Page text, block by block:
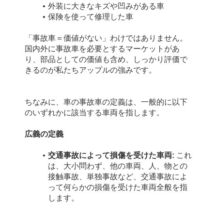
外装に大きなキズや凹みがある車
保険を使って修理した車
「事故車＝価値がない」わけではありません。
国内外に事故車を必要とするマーケットがあ
り、部品としての価値も含め、しっかり評価で
きるのが私たちアップルの強みです。
ちなみに、車の事故車の定義は、一般的に以下
のいずれかに該当する車両を指します。
広義の定義
交通事故によって損傷を受けた車両: これ
は、大小問わず、他の車両、人、物との
接触事故、単独事故など、交通事故によ
って何らかの損傷を受けた車両全般を指
します。